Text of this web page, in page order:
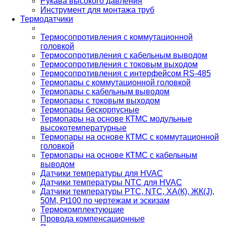
Инструмент для монтажа труб
Термодатчики
Термосопротивления с коммутационной
головкой
Термосопротивления с кабельным выводом
Термосопротивления с токовым выходом
Термосопротивления с интерфейсом RS-485
Термопары с коммутационной головкой
Термопары с кабельным выводом
Термопары с токовым выходом
Термопары бескорпусные
Термопары на основе КТМС модульные
высокотемпературные
Термопары на основе КТМС с коммутационной
головкой
Термопары на основе КТМС с кабельным
выводом
Датчики температуры для HVAC
Датчики температуры NTC для HVAC
Датчики температуры PTС, NTC, ХА(К), ЖК(J),
50М, Pt100 по чертежам и эскизам
Термокомплектующие
Провода компенсационные